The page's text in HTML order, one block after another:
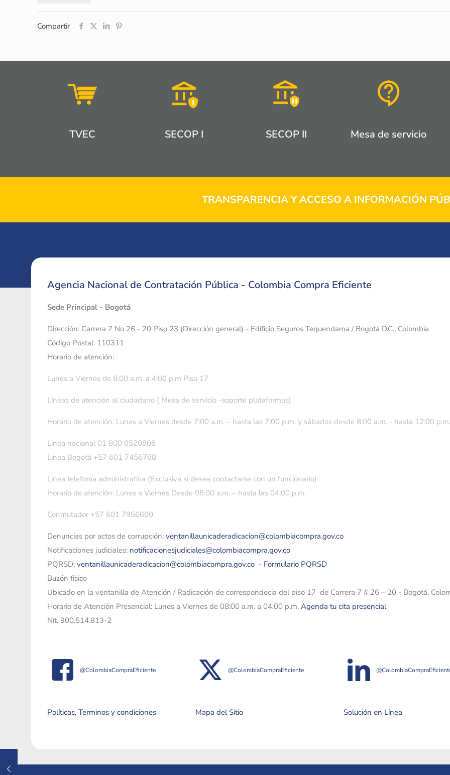
Compartir
TVEC SECOP I SECOP II Mesa de servicio
TRANSPARENCIA Y ACCESO A INFORMACIÓN
Agencia Nacional de Contratación Pública - Colombia Compra Eficiente
Sede Principal - Bogotá
Dirección: Carrera 7 No 26 - 20 Piso 23 (Dirección general) - Edificio Seguros Tequendama / Bogotá D.C., Colombia
Código Postal: 110311
Horario de atención:
Lunes a Viernes de 8:00 a.m. a 4:00 p.m Piso 17
Líneas de atención al ciudadano ( Mesa de servicio -soporte plataformas)
Horario de atención: Lunes a Viernes desde 7:00 a.m. – hasta las 7:00 p.m. y sábados desde 8:00 a.m. - hasta 12:00 p.m.
Linea nacional 01 800 0520808
Linea Bogotá +57 601 7456788
Linea telefonía administrativa (Exclusiva si desea contactarse con un funcionario)
Horario de atención: Lunes a Viernes Desde 08:00 a.m. – hasta las 04:00 p.m.
Conmutador +57 601 7956600
Denuncias por actos de corrupción: ventanillaunicaderadicacion@colombiacompra.gov.co
Notificaciones judiciales: notificacionesjudiciales@colombiacompra.gov.co
PQRSD: ventanillaunicaderadicacion@colombiacompra.gov.co - Formulario PQRSD
Buzón físico
Ubicado en la ventanilla de Atención / Radicación de correspondecia del piso 17 de Carrera 7 # 26 – 20 - Bogotá,
Horario de Atención Presencial: Lunes a Viernes de 08:00 a.m. a 04:00 p.m. Agenda tu cita presencial
Nit. 900.514.813-2
@ColombiaCompraEficiente @ColombiaCompraEficiente
Políticas, Terminos y condiciones Mapa del Sitio Solución en Línea